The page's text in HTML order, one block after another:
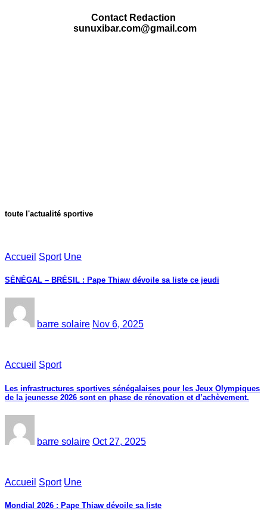
Contact Redaction
sunuxibar.com@gmail.com
toute l'actualité sportive
Accueil Sport Une
SÉNÉGAL – BRÉSIL : Pape Thiaw dévoile sa liste ce jeudi
barre solaire Nov 6, 2025
Accueil Sport
Les infrastructures sportives sénégalaises pour les Jeux Olympiques
de la jeunesse 2026 sont en phase de rénovation et d’achèvement.
barre solaire Oct 27, 2025
Accueil Sport Une
Mondial 2026 : Pape Thiaw dévoile sa liste